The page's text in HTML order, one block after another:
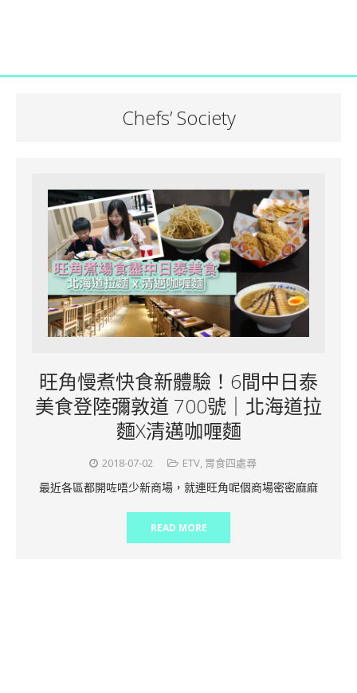
Chefs’ Society
旺角慢煮快食新體驗！6間中日泰
美食登陸彌敦道 700號｜北海道拉
麵X清邁咖喱麵
2018-07-02 ETV, 胃食四處尋
最近各區都開咗唔少新商場，就連旺角呢個商場密密麻麻
READ MORE